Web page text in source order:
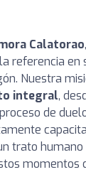
Calatorao
referencia en
Nuestra
integral,
de
trato
momentos